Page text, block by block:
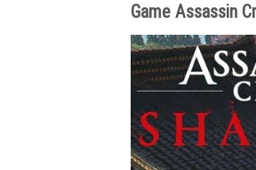
Game Assassin